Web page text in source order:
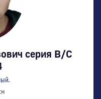
серия В/С